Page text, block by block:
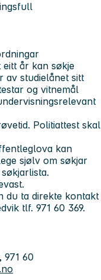
eitt år kan søkje
av studielånet sitt
og vitnemål
Politiattest skal
kan
sjølv om søkjar
du ta direkte kontakt
tlf. 971 60 369.
971 60